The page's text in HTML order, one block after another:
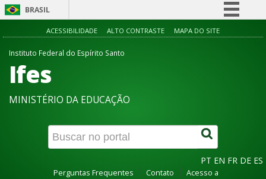
BRASIL
Simplifique!
Canais
ACESSIBILIDADE ALTO CONTRASTE MAPA DO SITE
Instituto Federal do Espírito Santo
Ifes
MINISTÉRIO DA EDUCAÇÃO
PT EN FR DE ES
Perguntas Frequentes Contato
Acesso a